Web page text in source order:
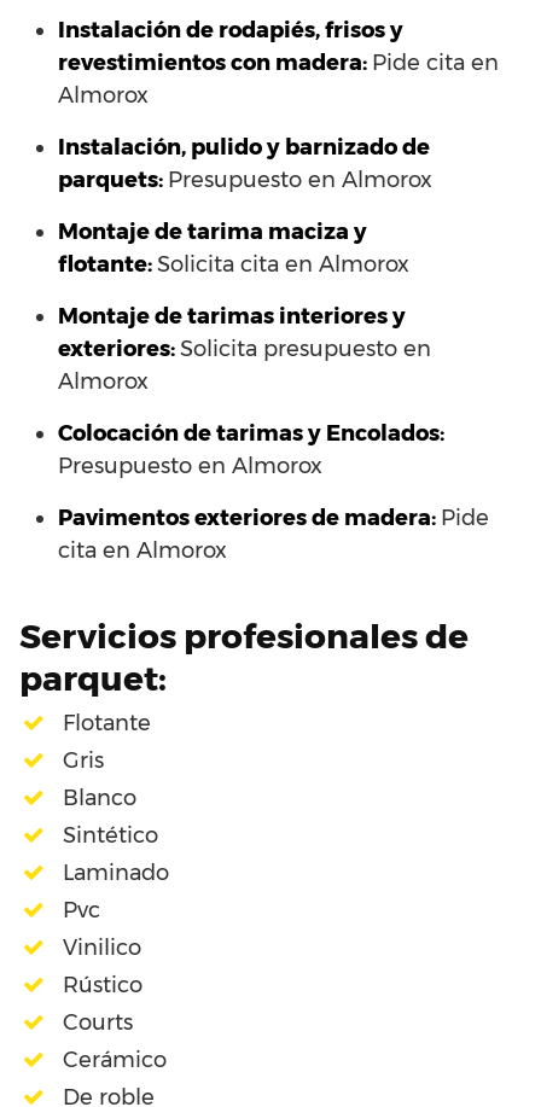
Instalación de rodapiés, frisos y
revestimientos con madera: Pide cita en
Almorox
Instalación, pulido y barnizado de
parquets: Presupuesto en Almorox
Montaje de tarima maciza y
flotante:Solicita cita en Almorox
Montaje de tarimas interiores y
exteriores:Solicita presupuesto en
Almorox
Colocación de tarimas y Encolados:
Presupuesto en Almorox
Pavimentos exteriores de madera: Pide
cita en Almorox
Servicios profesionales de
parquet:
Flotante
Gris
Blanco
Sintético
Laminado
Pvc
Vinilico
Rústico
Courts
Cerámico
De roble